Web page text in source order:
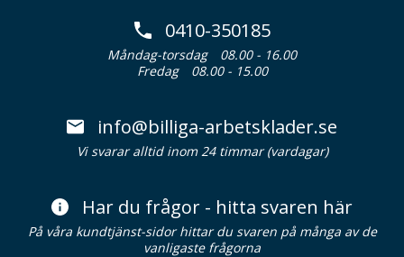
0410-350185
Måndag-torsdag
08.00 - 16.00
Fredag
08.00 - 15.00
info@billiga-arbetsklader.se
Vi svarar alltid inom 24 timmar (vardagar)
Har du frågor - hitta svaren här
På våra kundtjänst-sidor hittar du svaren på många av de
vanligaste frågorna